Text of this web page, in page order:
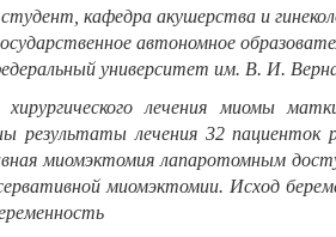
студент, кафедра акушерства и
автономное
университет им. В. И.
лечения миомы
лечения 32 пациенток
миомэктомия лапаротомным
миомэктомии. Исход